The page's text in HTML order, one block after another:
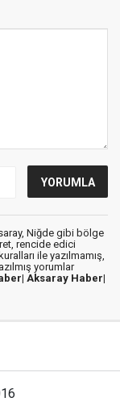
Niğde gibi bölge
rencide edici
ile yazılmamış,
yorumlar
Aksaray Haber|